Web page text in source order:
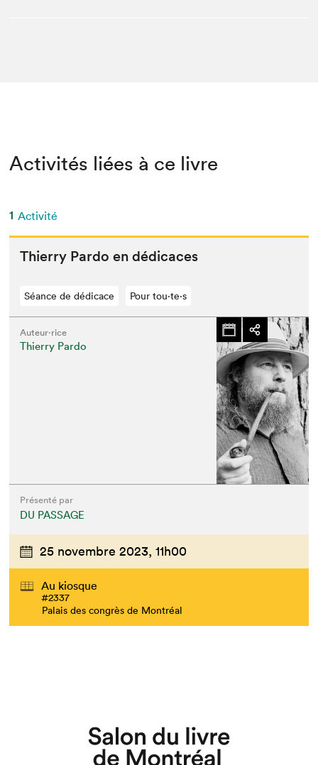
Activités liées à ce livre
1 Activité
Thier­ry Par­do en dédicaces
Séance de dédicace Pour tou⋅te⋅s
Auteur·rice
Thierry Pardo
Présenté par
DU PASSAGE
25 novembre 2023, 11h00
Au kiosque
#2337
Palais des congrès de Montréal